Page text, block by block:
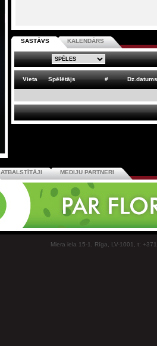
SASTĀVS KALENDĀRS
Vieta Spēlētājs # Dz.datums
ATBALSTĪTĀJI MEDIJU PARTNERI
Miera iela 15-1, Rīga, LV-1001, t: